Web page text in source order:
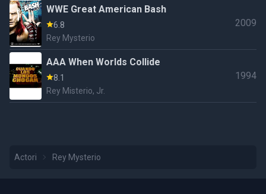
WWE Great American Bash
6.8
Rey Mysterio
2009
AAA When Worlds Collide
8.1
Rey Misterio, Jr.
1994
Actori Rey Mysterio